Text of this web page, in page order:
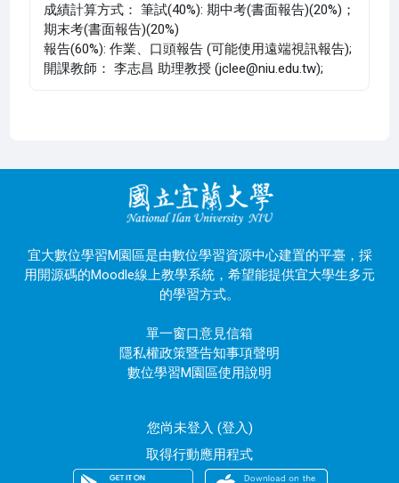
成績計算方式： 筆試(40%): 期中考(書面報告)(20%)；
期末考(書面報告)(20%)
報告(60%): 作業、口頭報告 (可能使用遠端視訊報告);
開課教師： 李志昌 助理教授 (jclee@niu.edu.tw);
宜大數位學習M園區是由數位學習資源中心建置的平臺，採
用開源碼的Moodle線上教學系統，希望能提供宜大學生多元
的學習方式。
單一窗口意見信箱
隱私權政策暨告知事項聲明
數位學習M園區使用說明
您尚未登入 (登入)
取得行動應用程式